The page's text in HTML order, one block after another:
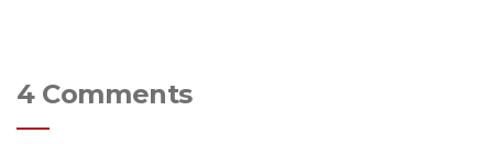
4 Comments